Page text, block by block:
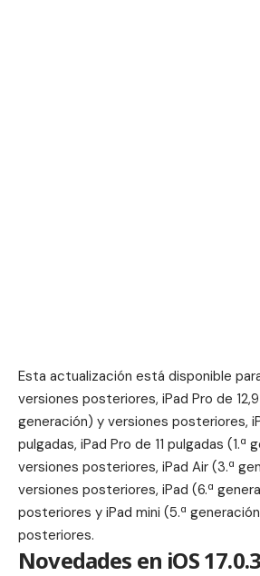
Esta actualización está disponible
versiones posteriores, iPad Pro de
generación) y versiones posteriores,
pulgadas, iPad Pro de 11 pulgadas (1.ª
versiones posteriores, iPad Air (3.ª
versiones posteriores, iPad (6.ª
posteriores y iPad mini (5.ª
posteriores.
Novedades en iOS 17.0.3